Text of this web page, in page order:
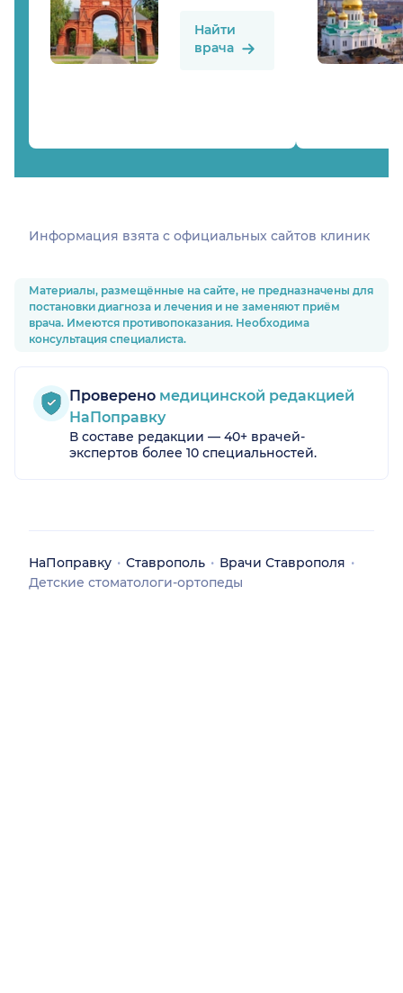
Найти
врача
Информация взята c официальных сайтов клиник
Материалы, размещённые на сайте, не предназначены для
постановки диагноза и лечения и не заменяют приём
врача. Имеются противопоказания. Необходима
консультация специалиста.
Проверено медицинской редакцией
НаПоправку
В составе редакции — 40+ врачей-
экспертов более 10 специальностей.
НаПоправку Ставрополь
Врачи Ставрополя
Детские стоматологи-ортопеды